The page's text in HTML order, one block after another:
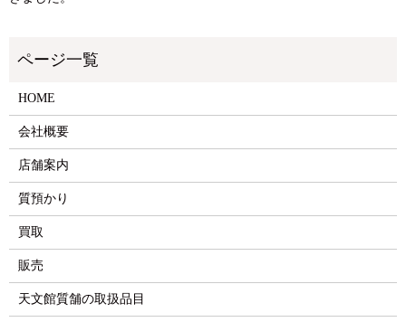
HOME
会社概要
店舗案内
質預かり
買取
販売
天文館質舗の取扱品目